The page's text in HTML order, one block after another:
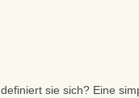
sie sich? Eine